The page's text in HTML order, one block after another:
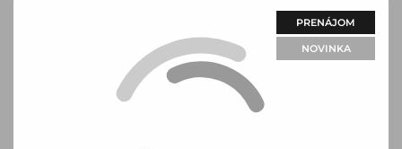
PRENÁJOM
NOVINKA